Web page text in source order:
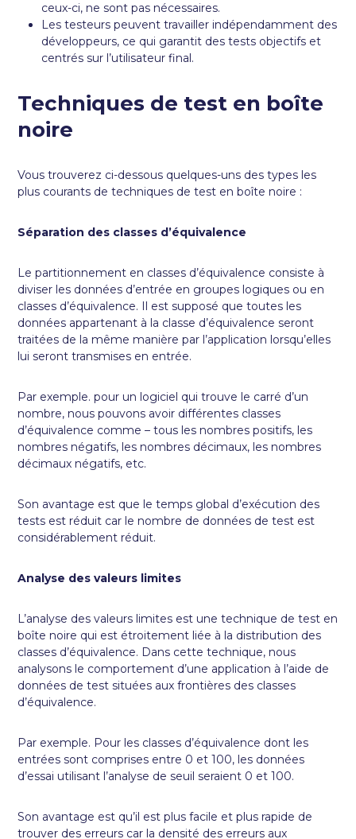
ceux-ci, ne sont pas nécessaires.
Les testeurs peuvent travailler indépendamment des
développeurs, ce qui garantit des tests objectifs et
centrés sur l’utilisateur final.
Techniques de test en boîte
noire
Vous trouverez ci-dessous quelques-uns des types les
plus courants de techniques de test en boîte noire :
Séparation des classes d’équivalence
Le partitionnement en classes d’équivalence consiste à
diviser les données d’entrée en groupes logiques ou en
classes d’équivalence. Il est supposé que toutes les
données appartenant à la classe d’équivalence seront
traitées de la même manière par l’application lorsqu’elles
lui seront transmises en entrée.
Par exemple. pour un logiciel qui trouve le carré d’un
nombre, nous pouvons avoir différentes classes
d’équivalence comme – tous les nombres positifs, les
nombres négatifs, les nombres décimaux, les nombres
décimaux négatifs, etc.
Son avantage est que le temps global d’exécution des
tests est réduit car le nombre de données de test est
considérablement réduit.
Analyse des valeurs limites
L’analyse des valeurs limites est une technique de test en
boîte noire qui est étroitement liée à la distribution des
classes d’équivalence. Dans cette technique, nous
analysons le comportement d’une application à l’aide de
données de test situées aux frontières des classes
d’équivalence.
Par exemple. Pour les classes d’équivalence dont les
entrées sont comprises entre 0 et 100, les données
d’essai utilisant l’analyse de seuil seraient 0 et 100.
Son avantage est qu’il est plus facile et plus rapide de
trouver des erreurs car la densité des erreurs aux